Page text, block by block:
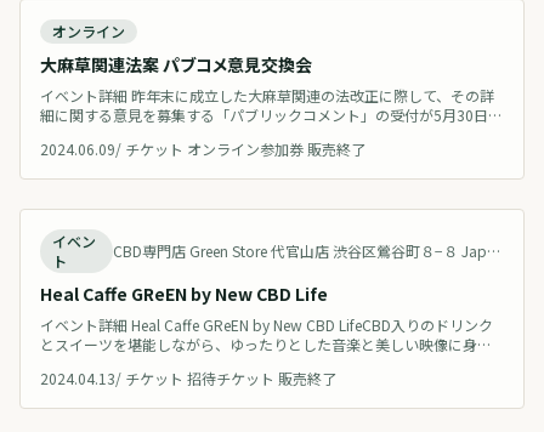
オンライン
大麻草関連法案 パブコメ意見交換会
イベント詳細 昨年末に成立した大麻草関連の法改正に際して、その詳
細に関する意見を募集する「パブリックコメント」の受付が5月30日に
第一種免許審査・第二種/研究免許審査、の5項目についての意見募集
て、業界でど
2024.06.09/ チケット オンライン参加券 販売終了
イベン
ト
CBD専門店 Green Store 代官山店 渋谷区鶯谷町８−８ Japan 地図を見る
Heal Caffe GReEN by New CBD Life
イベント詳細 Heal Caffe GReEN by New CBD LifeCBD入りのドリンク
とスイーツを堪能しながら、ゆったりとした音楽と美しい映像に身を
ませんか。都会の中で自然を感じられる非日常の空間「GReEN代官
2024.04.13/ チケット 招待チケット 販売終了